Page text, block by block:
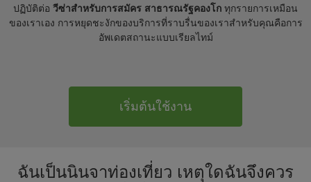
ปฏิบัติต่อ วีซ่าสำหรับการสมัคร สาธารณรัฐคองโก ทุกรายการเหมือน
ของเราเอง การหยุดชะงักของบริการที่ราบรื่นของเราสำหรับคุณคือการ
อัพเดตสถานะแบบเรียลไทม์
เริ่มต้นใช้งาน
ฉันเป็นนินจาท่องเที่ยว เหตุใดฉันจึงควร